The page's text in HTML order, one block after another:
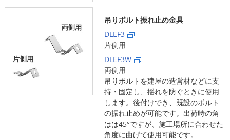
吊りボルト振れ止め金具
DLEF3
片側用
DLEF3W
両側用
吊りボルトを建屋の造営材などに支
持・固定し、揺れを防ぐときに使用
します。後付けでき、既設のボルト
の振れ止めが可能です。出荷時の角
はは45°ですが、施工場所に合わせた
角度に曲げて使用可能です。